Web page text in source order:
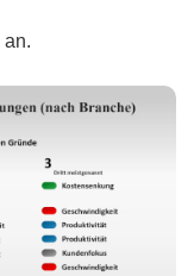
an.